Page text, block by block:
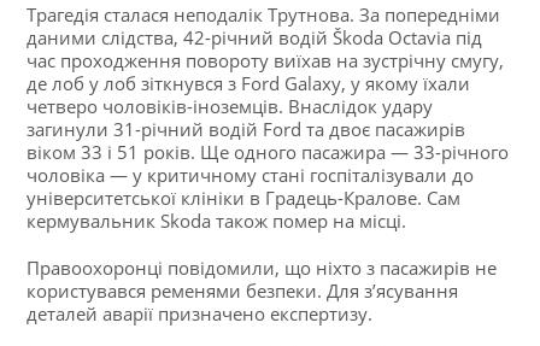
Трагедія сталася неподалік Трутнова. За попередніми
даними слідства, 42-річний водій Škoda Octavia під
час проходження повороту виїхав на зустрічну смугу,
де лоб у лоб зіткнувся з Ford Galaxy, у якому їхали
четверо чоловіків-іноземців. Внаслідок удару
загинули 31-річний водій Ford та двоє пасажирів
віком 33 і 51 років. Ще одного пасажира — 33-річного
чоловіка — у критичному стані госпіталізували до
університетської клініки в Градець-Кралове. Сам
кермувальник Skoda також помер на місці.
Правоохоронці повідомили, що ніхто з пасажирів не
користувався ременями безпеки. Для з’ясування
деталей аварії призначено експертизу.